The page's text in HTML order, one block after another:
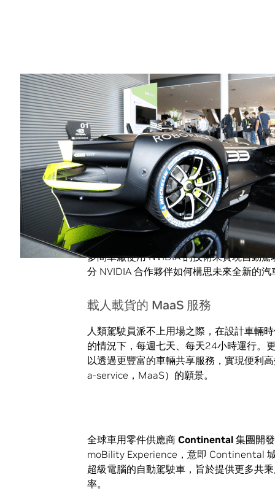
Share
各大車廠展示了採用 NVIDIA DRIVE 技術
從賽車、校車再到掃街車，在 GTC
NVIDIA DRIVE 商業生態系統合作夥伴本
動駕駛車的概念車和原型車。會中展出超
技術用於車輛內外各處。
多間車廠使用 NVIDIA 的技術來實現自動
分 NVIDIA 合作夥伴如何構思未來全新的汽
載人載貨的 MaaS 服務
人類駕駛員派不上用場之際，在設計車輛
的情況下，每週七天、每天24小時運行。
以透過更豐富的車輛共享服務，實現便利
a-service，MaaS）的願景。
全球車用零件供應商 Continental 集團開
moBility Experience，意即 Continental
超級電腦的自動駕駛車，旨於提供更多共
率。